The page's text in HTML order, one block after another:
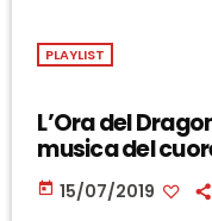
PLAYLIST
L’Ora del
musica del
today 15/07/2019